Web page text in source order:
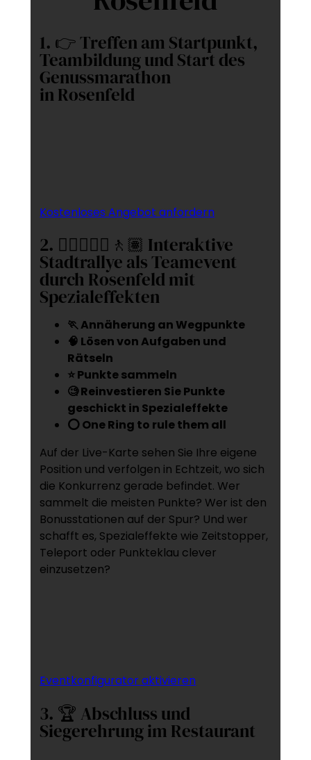
1. 👉 Treffen am Startpunkt,
Teambildung und Start des
Genussmarathon
in Rosenfeld
Kostenloses Angebot anfordern
2. 🚶‍♂️🚶🏻‍♀️🚶🏽 Interaktive
Stadtrallye als Teamevent
durch Rosenfeld mit
Spezialeffekten
🏃 Annäherung an Wegpunkte
🧠 Lösen von Aufgaben und
Rätseln
⭐ Punkte sammeln
🧐 Reinvestieren Sie Punkte
geschickt in Spezialeffekte
⭕ One Ring to rule them all
Auf der Live-Karte sehen Sie Ihre eigene
Position und verfolgen in Echtzeit, wo sich
die Konkurrenz gerade befindet. Wer
sammelt die meisten Punkte? Wer ist den
Bonusstationen auf der Spur? Und wer
schafft es, Spezialeffekte wie Zeitstopper,
Teleport oder Punkteklau clever
einzusetzen?
Eventkonfigurator aktivieren
3. 🏆 Abschluss und
Siegerehrung im Restaurant